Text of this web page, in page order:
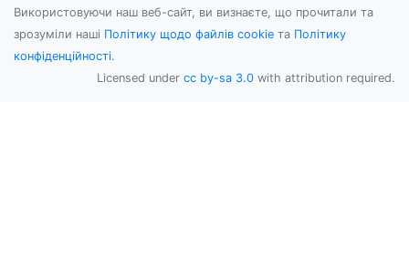
Використовуючи наш веб-сайт, ви визнаєте, що прочитали та
зрозуміли наші Політику щодо файлів cookie та Політику
конфіденційності.
Licensed under cc by-sa 3.0 with attribution required.